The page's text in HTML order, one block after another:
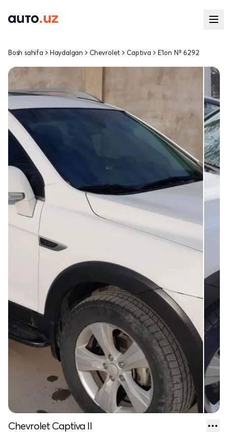
Bosh sahifa Haydalgan Chevrolet Captiva E'lon № 6292
Chevrolet Captiva II